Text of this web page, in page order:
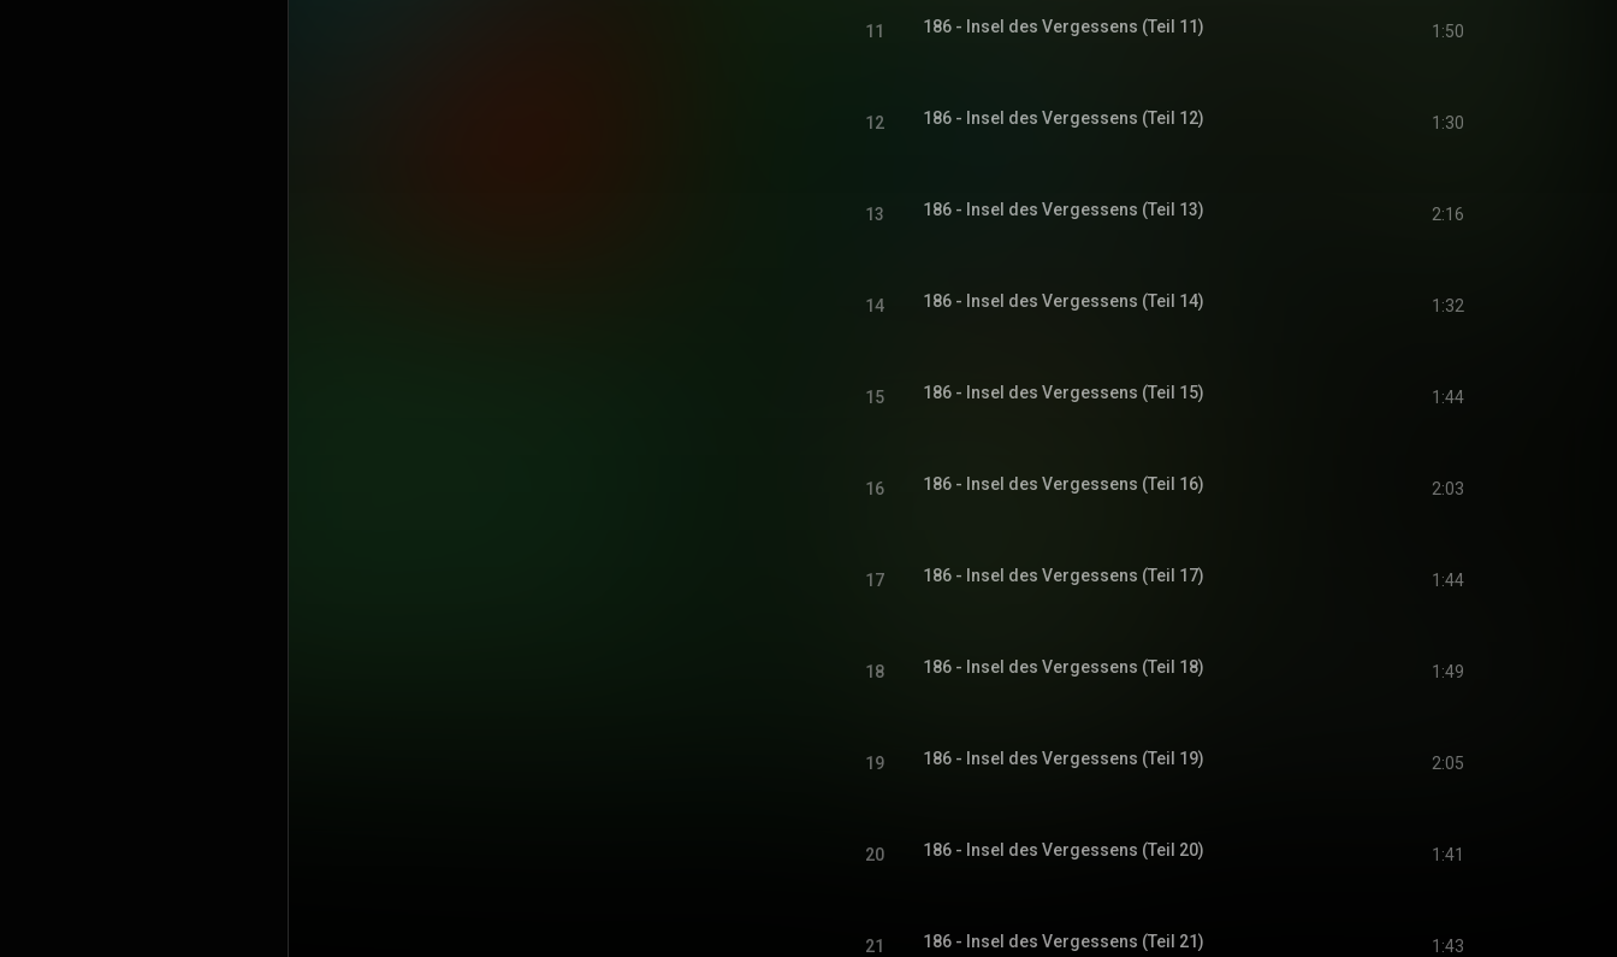
11 186 - Insel des Vergessens (Teil 11) 1:50
12 186 - Insel des Vergessens (Teil 12) 1:30
13 186 - Insel des Vergessens (Teil 13) 2:16
14 186 - Insel des Vergessens (Teil 14) 1:32
15 186 - Insel des Vergessens (Teil 15) 1:44
16 186 - Insel des Vergessens (Teil 16) 2:03
17 186 - Insel des Vergessens (Teil 17) 1:44
18 186 - Insel des Vergessens (Teil 18) 1:49
19 186 - Insel des Vergessens (Teil 19) 2:05
20 186 - Insel des Vergessens (Teil 20) 1:41
21 186 - Insel des Vergessens (Teil 21) 1:43